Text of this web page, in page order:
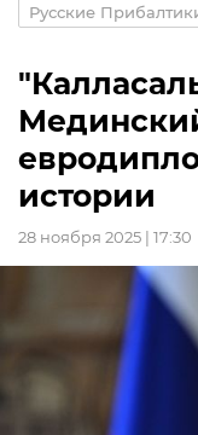
Русские
истории
28 ноября 2025 | 17:30